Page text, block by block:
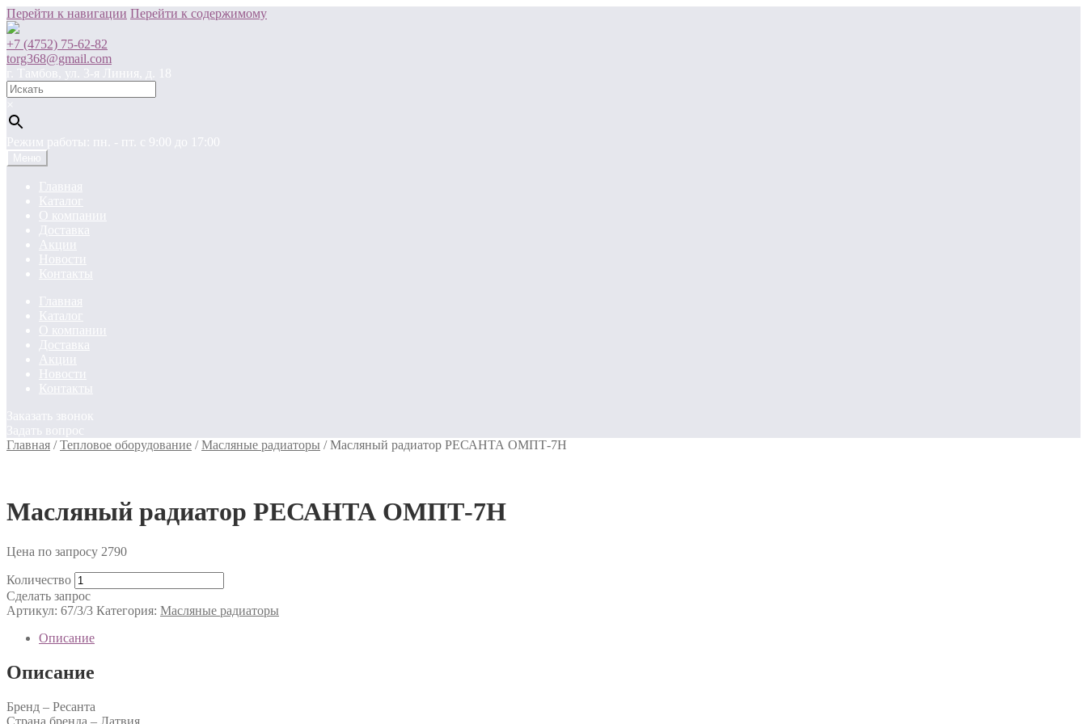
Перейти к навигации Перейти к содержимому
+7 (4752) 75-62-82
torg368@gmail.com
г. Тамбов, ул. 3-я Линия, д. 18
×
Режим работы: пн. - пт. c 9:00 до 17:00
Меню
Главная
Каталог
О компании
Доставка
Акции
Новости
Контакты
Главная
Каталог
О компании
Доставка
Акции
Новости
Контакты
Заказать звонок
Задать вопрос
Главная /Тепловое оборудование /Масляные радиаторы /Масляный радиатор РЕСАНТА ОМПТ-7Н
Масляный радиатор РЕСАНТА ОМПТ-7Н
Цена по запросу 2790
Количество
Сделать запрос
Артикул: 67/3/3 Категория: Масляные радиаторы
Описание
Описание
Бренд – Ресанта
Страна бренда – Латвия